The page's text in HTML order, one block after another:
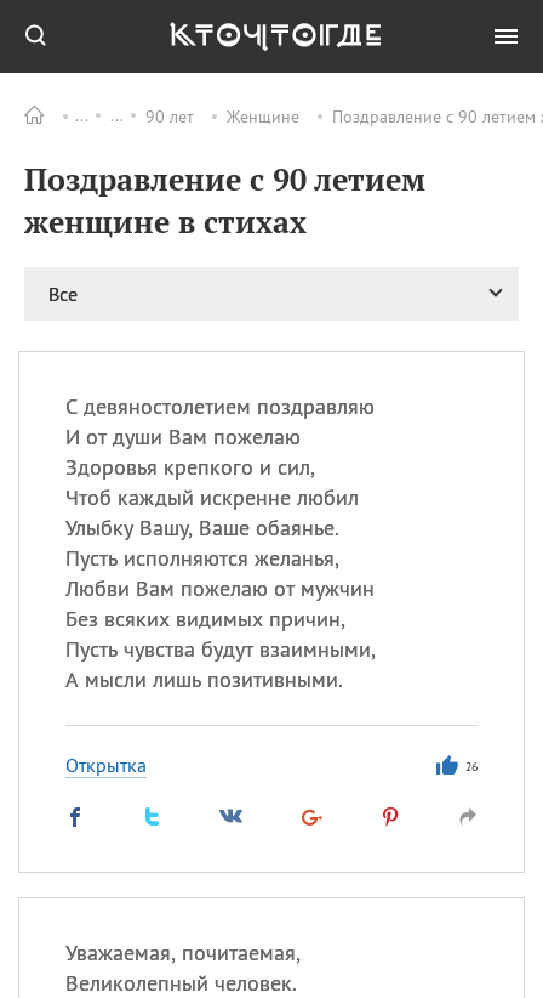
90 лет Женщине Поздравление с 90
Поздравление с 90 летием
женщине в стихах
Все
С девяностолетием поздравляю
И от души Вам пожелаю
Здоровья крепкого и сил,
Чтоб каждый искренне любил
Улыбку Вашу, Ваше обаянье.
Пусть исполняются желанья,
Любви Вам пожелаю от мужчин
Без всяких видимых причин,
Пусть чувства будут взаимными,
А мысли лишь позитивными.
Открытка 26
Уважаемая, почитаемая,
Великолепный человек.
ПРАЗДНИКИ Все
09.08
День памяти жертв
атомной
день
рисового пудинга
09.08
(Smokey Bear Day)
Сегодня празднуют именины
Сергей, Теодор,